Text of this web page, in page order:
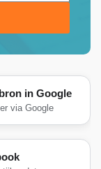
in Google
via Google